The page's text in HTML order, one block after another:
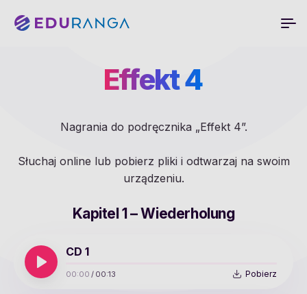
Effekt 4
Nagrania do podręcznika „Effekt 4”.
Słuchaj online lub pobierz pliki i odtwarzaj na swoim
urządzeniu.
Kapitel 1 – Wiederholung
CD 1
00:00 / 00:13 Pobierz